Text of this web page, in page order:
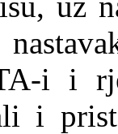
i i
i